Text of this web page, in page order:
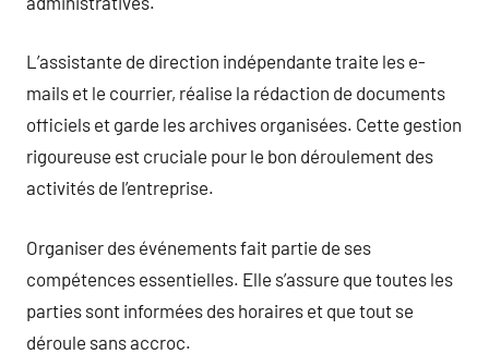
L’assistante de direction indépendante traite les e-
mails et le courrier, réalise la rédaction de documents
officiels et garde les archives organisées. Cette gestion
rigoureuse est cruciale pour le bon déroulement des
activités de l’entreprise.
Organiser des événements fait partie de ses
compétences essentielles. Elle s’assure que toutes les
parties sont informées des horaires et que tout se
déroule sans accroc.